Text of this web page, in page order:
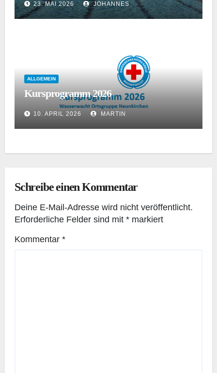
23. MAI 2026 JOHANNES
ALLGEMEIN
Kursprogramm 2026
10. APRIL 2026 MARTIN
Schreibe einen Kommentar
Deine E-Mail-Adresse wird nicht veröffentlicht.
Erforderliche Felder sind mit * markiert
Kommentar *